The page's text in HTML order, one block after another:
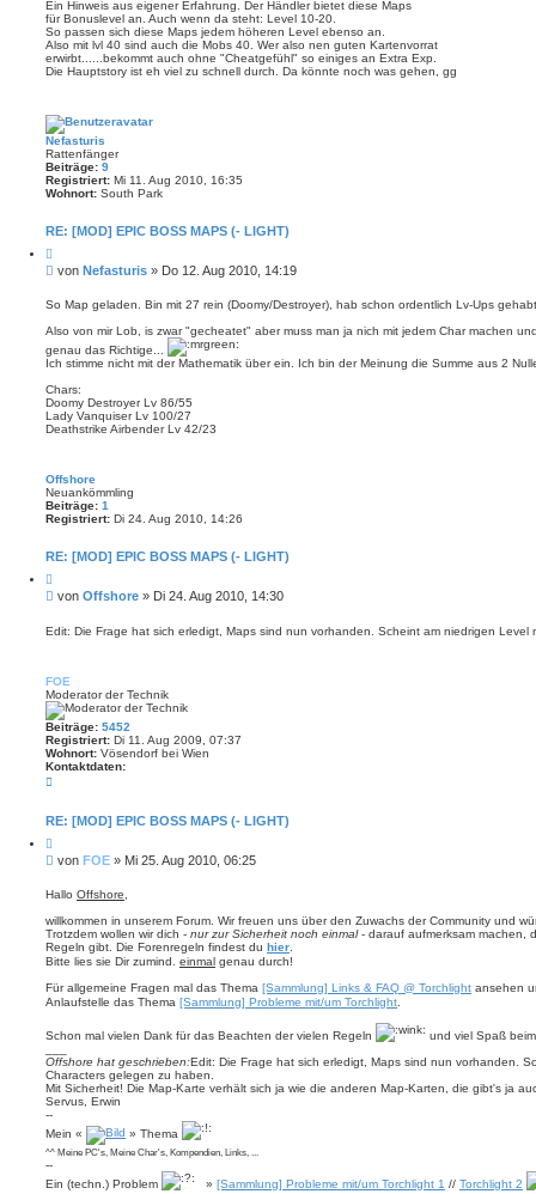
e
r
e
n
i
t
r
a
g
Ein Hinweis aus eigener Erfahrung. Der Händler bietet diese Maps
für Bonuslevel an. Auch wenn da steht: Level 10-20.
So passen sich diese Maps jedem höheren Level ebenso an.
Also mit lvl 40 sind auch die Mobs 40. Wer also nen guten Kartenvorrat
erwirbt......bekommt auch ohne "Cheatgefühl" so einiges an Extra Exp.
Die Hauptstory ist eh viel zu schnell durch. Da könnte noch was gehen, gg
Nefasturis
Rattenfänger
Beiträge: 9
Registriert: Mi 11. Aug 2010, 16:35
Wohnort: South Park
RE: [MOD] EPIC BOSS MAPS (- LIGHT)
i
t
e
e
B
i
r
a
g
von Nefasturis » Do 12. Aug 2010, 14:19
So Map geladen. Bin mit 27 rein (Doomy/Destroyer), hab schon ordentlich Lv-Ups
Also von mir Lob, is zwar "gecheatet" aber muss man ja nich mit jedem Char machen
genau das Richtige...
Ich stimme nicht mit der Mathematik über ein. Ich bin der Meinung die Summe aus 2
Chars:
Doomy Destroyer Lv 86/55
Lady Vanquiser Lv 100/27
Deathstrike Airbender Lv 42/23
Offshore
Neuankömmling
Beiträge: 1
Registriert: Di 24. Aug 2010, 14:26
RE: [MOD] EPIC BOSS MAPS (- LIGHT)
i
t
e
B
i
a
g
von Offshore » Di 24. Aug 2010, 14:30
Edit: Die Frage hat sich erledigt, Maps sind nun vorhanden. Scheint am niedrigen Level
FOE
Moderator der Technik
Beiträge: 5452
Registriert: Di 11. Aug 2009, 07:37
Wohnort: Vösendorf bei Wien
Kontaktdaten:
t
t
t
n
v
o
n
O
E
RE: [MOD] EPIC BOSS MAPS (- LIGHT)
i
t
e
e
n
B
i
r
a
g
von FOE » Mi 25. Aug 2010, 06:25
Hallo Offshore,
willkommen in unserem Forum. Wir freuen uns über den Zuwachs der Community und
Trotzdem wollen wir dich - nur zur Sicherheit noch einmal- darauf aufmerksam machen,
Regeln gibt. Die Forenregeln findest du hier.
Bitte lies sie Dir zumind. einmal genau durch!
Für allgemeine Fragen mal das Thema [Sammlung] Links & FAQ @ Torchlight ansehen
Anlaufstelle das Thema [Sammlung] Probleme mit/um Torchlight.
Schon mal vielen Dank für das Beachten der vielen Regeln
und viel Spaß
Offshore hat geschrieben:Edit: Die Frage hat sich erledigt, Maps sind nun vorhanden.
Characters gelegen zu haben.
Mit Sicherheit! Die Map-Karte verhält sich ja wie die anderen Map-Karten, die gibt's ja
Servus, Erwin
--
Mein «
» Thema
^^ Meine PC's, Meine Char's, Kompendien, Links, ...
--
Ein (techn.) Problem
» [Sammlung] Probleme mit/um Torchlight 1 // Torchlight 2